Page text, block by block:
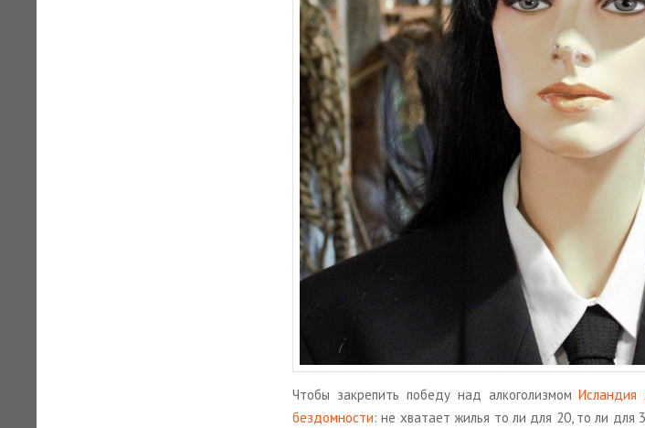
Чтобы за­кре­пить по­бе­ду над ал­ко­го­лиз­момИс­лан­дия
без­дом­но­сти: не хва­та­ет жилья то ли для 20, то ли для